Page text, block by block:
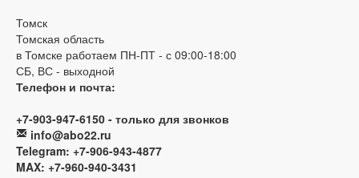
Томск
Томская область
в Томске работаем ПН-ПТ - с 09:00-18:00
СБ, ВС - выходной
Телефон и почта:
+7-903-947-6150 - только для звонков
info@abo22.ru
Telegram: +7-906-943-4877
MAX: +7-960-940-3431